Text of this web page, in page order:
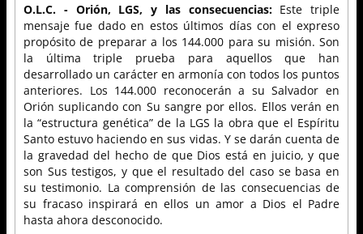
O.L.C. - Orión, LGS, y las consecuencias:Este triple
mensaje fue dado en estos últimos días con el expreso
propósito de preparar a los 144.000 para su misión. Son
la última triple prueba para aquellos que han
desarrollado un carácter en armonía con todos los puntos
anteriores. Los 144.000 reconocerán a su Salvador en
Orión suplicando con Su sangre por ellos. Ellos verán en
la “estructura genética” de la LGS la obra que el Espíritu
Santo estuvo haciendo en sus vidas. Y se darán cuenta de
la gravedad del hecho de que Dios está en juicio, y que
son Sus testigos, y que el resultado del caso se basa en
su testimonio. La comprensión de las consecuencias de
su fracaso inspirará en ellos un amor a Dios el Padre
hasta ahora desconocido.